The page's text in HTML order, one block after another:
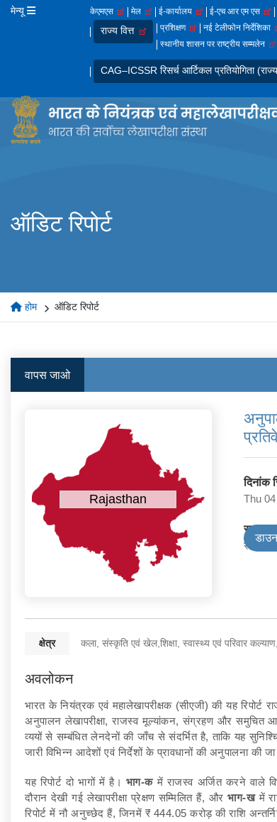
मेन्यू केएमएस मेल ई-कार्यालय ई-एच आर एम एस
राज्य वित्त प्रशिक्षण नई टेलीफोन निर्देशिका
स्थानीय शासन पर राष्ट्रीय सम्मलेन
CAG–ICSSR रिसर्च आर्टिकल प्रतियोगिता
ऑडिट रिपोर्ट
होम ऑडिट रिपोर्ट
वापस जाओ
Rajasthan
दिनांक
Thu
सरकार
राज्य
क्षेत्र कला, संस्कृति एवं खेल,शिक्षा, स्वास्थ्य एवं परिवार
अवलोकन
भारत के नियंत्रक एवं महालेखापरीक्षक (सीएजी) की यह रिपोर्ट
अनुपालन लेखापरीक्षा, राजस्व मूल्यांकन, संग्रहण और समुचित
व्ययों से सम्बंधित लेनदेनों की जाँच से संदर्भित है, ताकि यह
जारी विभिन्न आदेशों एवं निर्देशों के प्रावधानों की अनुपालना की जा
यह रिपोर्ट दो भागों में है। भाग-कमें राजस्व अर्जित करने वाले
दौरान देखी गई लेखापरीक्षा प्रेक्षण सम्मिलित हैं, औरभाग-खमें
रिपोर्ट में नौ अनुच्छेद हैं, जिनमें ₹ 444.05 करोड़ की राशि